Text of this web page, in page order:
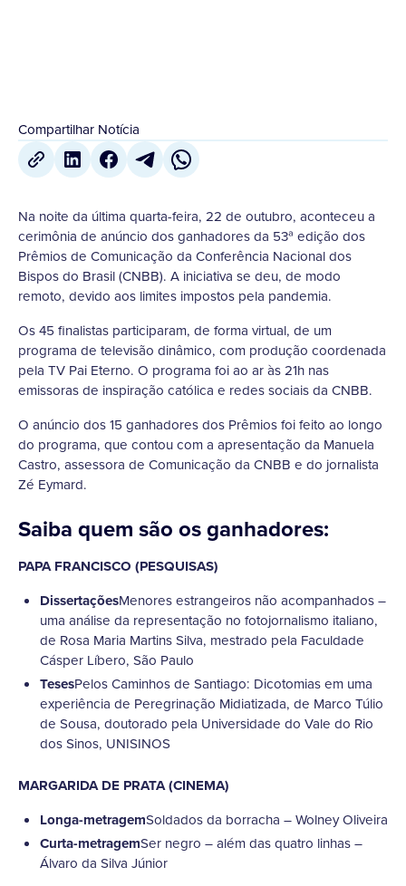
Compartilhar Notícia
Na noite da última quarta-feira, 22 de outubro, aconteceu a
cerimônia de anúncio dos ganhadores da 53ª edição dos
Prêmios de Comunicação da Conferência Nacional dos
Bispos do Brasil (CNBB). A iniciativa se deu, de modo
remoto, devido aos limites impostos pela pandemia.
Os 45 finalistas participaram, de forma virtual, de um
programa de televisão dinâmico, com produção coordenada
pela TV Pai Eterno. O programa foi ao ar às 21h nas
emissoras de inspiração católica e redes sociais da CNBB.
O anúncio dos 15 ganhadores dos Prêmios foi feito ao longo
do programa, que contou com a apresentação da Manuela
Castro, assessora de Comunicação da CNBB e do jornalista
Zé Eymard.
Saiba quem são os ganhadores:
PAPA FRANCISCO (PESQUISAS)
DissertaçõesMenores estrangeiros não acompanhados –
uma análise da representação no fotojornalismo italiano,
de Rosa Maria Martins Silva, mestrado pela Faculdade
Cásper Líbero, São Paulo
TesesPelos Caminhos de Santiago: Dicotomias em uma
experiência de Peregrinação Midiatizada, de Marco Túlio
de Sousa, doutorado pela Universidade do Vale do Rio
dos Sinos, UNISINOS
MARGARIDA DE PRATA (CINEMA)
Longa-metragemSoldados da borracha – Wolney Oliveira
Curta-metragemSer negro – além das quatro linhas –
Álvaro da Silva Júnior